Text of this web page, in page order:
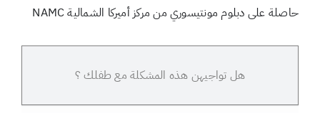
حاصلة على دبلوم مونتيسوري من مركز أميركا الشمالية NAMC
هل تواجيهن هذه المشكلة مع طفلك ؟